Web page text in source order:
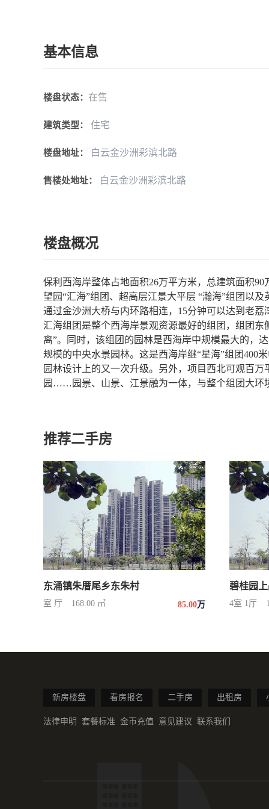
基本信息
楼盘状态： 在售
建筑类型： 住宅
楼盘地址： 白云金沙洲彩滨北路
售楼处地址： 白云金沙洲彩滨北路
楼盘概况
保利西海岸整体占地面积26万平方米，总建筑面积
望园“汇海”组团、超高层江景大平层 “瀚海”组团以
通过金沙洲大桥与内环路相连，15分钟可以达到老
汇海组团是整个西海岸景观资源最好的组团，组团
离”。同时，该组团的园林是西海岸中规模最大的，
规模的中央水景园林。这是西海岸继“星海”组团400
园林设计上的又一次升级。另外，项目西北可观百
园……园景、山景、江景融为一体，与整个组团大环
推荐二手房
东涌镇朱厝尾乡东朱村
室 厅 168.00 ㎡ 85.00万
碧桂园
4室 1厅
新房楼盘 看房报名 二手房 出租房
法律申明 套餐标准 金币充值 意见建议 联系我们